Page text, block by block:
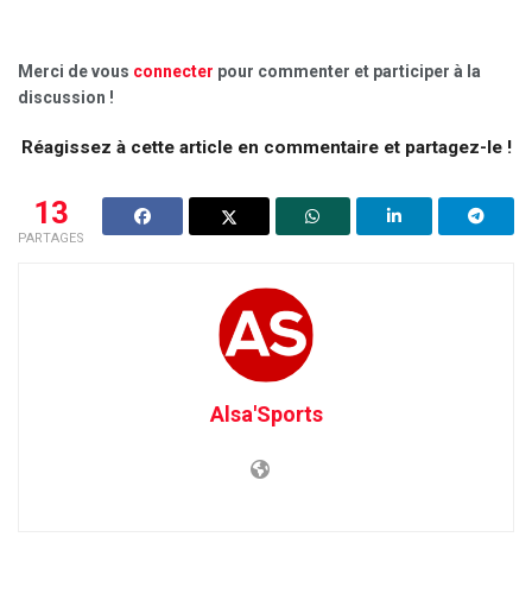
Merci de vous connecter pour commenter et participer à la
discussion !
Réagissez à cette article en commentaire et partagez-le !
13
PARTAGES
Alsa'Sports